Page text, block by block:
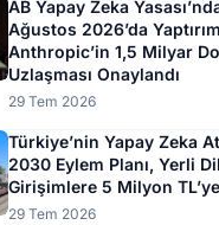
AB Yapay Zeka
Ağustos 2026’da
Anthropic’in 1,5 Milyar
Uzlaşması Onaylandı
29 Tem 2026
Türkiye’nin Yapay Zeka
2030 Eylem Planı, Yerli
Girişimlere 5 Milyon
29 Tem 2026